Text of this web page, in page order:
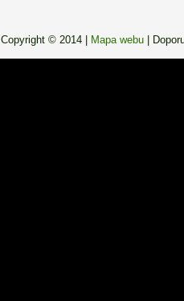
Copyright © 2014 | Mapa webu